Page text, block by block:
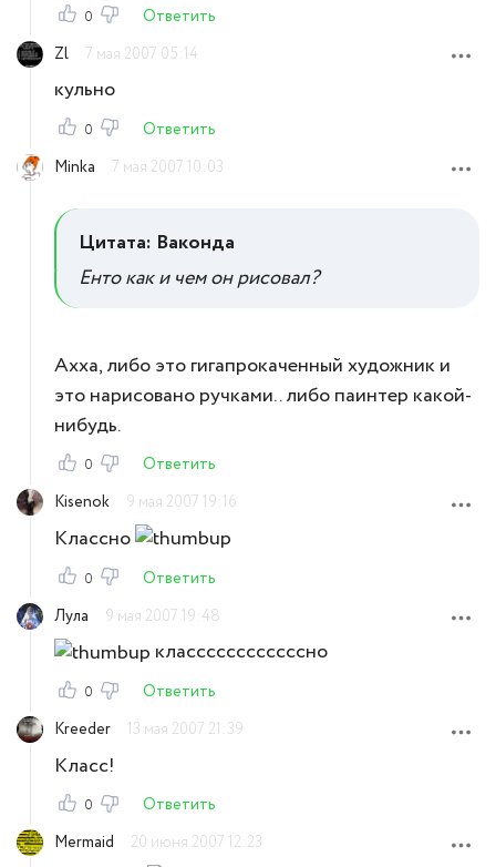
0
Ответить
Zl
7 мая 2007 05:14
кульно
0
Ответить
Minka
7 мая 2007 10:03
Цитата: Ваконда
Енто как и чем он рисовал?
Ахха, либо это гигапрокаченный художник и
это нарисовано ручками.. либо паинтер какой-
нибудь.
0
Ответить
Kisenok
9 мая 2007 19:16
Классно
0
Ответить
Лула
9 мая 2007 19:48
классссссссссссно
0
Ответить
Kreeder
13 мая 2007 21:39
Класс!
0
Ответить
Mermaid
20 июня 2007 12:23